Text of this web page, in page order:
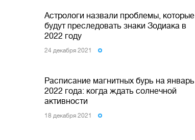
Астрологи назвали проблемы, которые
будут преследовать знаки Зодиака в
2022 году
24 декабря 2021
Расписание магнитных бурь на январь
2022 года: когда ждать солнечной
активности
18 декабря 2021